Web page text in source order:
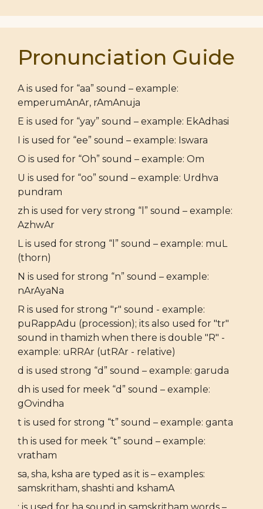
Pronunciation Guide
A is used for “aa” sound – example:
emperumAnAr, rAmAnuja
E is used for “yay” sound – example: EkAdhasi
I is used for “ee” sound – example: Iswara
O is used for “Oh” sound – example: Om
U is used for “oo” sound – example: Urdhva
pundram
zh is used for very strong “l” sound – example:
AzhwAr
L is used for strong “l” sound – example: muL
(thorn)
N is used for strong “n” sound – example:
nArAyaNa
R is used for strong "r" sound - example:
puRappAdu (procession); its also used for "tr"
sound in thamizh when there is double "R" -
example: uRRAr (utRAr - relative)
d is used strong “d” sound – example: garuda
dh is used for meek “d” sound – example:
gOvindha
t is used for strong “t” sound – example: ganta
th is used for meek “t” sound – example:
vratham
sa, sha, ksha are typed as it is – examples:
samskritham, shashti and kshamA